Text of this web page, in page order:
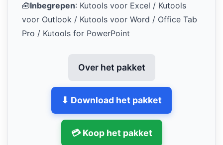
🧰Inbegrepen: Kutools voor Excel / Kutools
voor Outlook / Kutools voor Word / Office Tab
Pro / Kutools for PowerPoint
Over het pakket
⬇ Download het pakket
💳 Koop het pakket